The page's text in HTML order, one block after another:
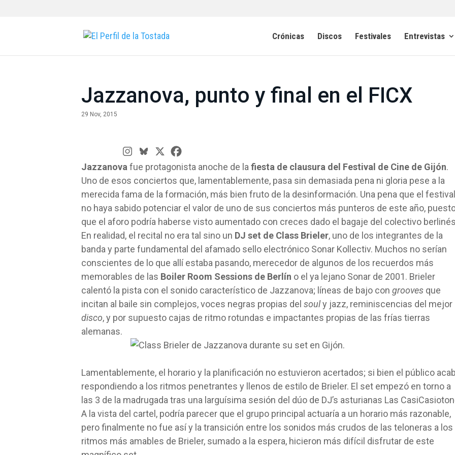
Crónicas Discos Festivales Entrevistas
Jazzanova, punto y final en el FICX
29 Nov, 2015
Jazzanova fue protagonista anoche de la fiesta de clausura del Festival de Cine de Gijón.
Uno de esos conciertos que, lamentablemente, pasa sin demasiada pena ni gloria pese a la
merecida fama de la formación, más bien fruto de la desinformación. Una pena que el festival
no haya sabido potenciar el valor de uno de sus conciertos más punteros de este año,
que el aforo podría haberse visto aumentado con creces dado el bagaje del colectivo
En realidad, el recital no era tal sino un DJ set de Class Brieler, uno de los integrantes de la
banda y parte fundamental del afamado sello electrónico Sonar Kollectiv. Muchos no serían
conscientes de lo que allí estaba pasando, merecedor de algunos de los recuerdos más
memorables de las Boiler Room Sessions de Berlín o el ya lejano Sonar de 2001. Brieler
calentó la pista con el sonido característico de Jazzanova; líneas de bajo con grooves que
incitan al baile sin complejos, voces negras propias del souly jazz, reminiscencias del mejor
disco, y por supuesto cajas de ritmo rotundas e impactantes propias de las frías tierras
alemanas.
Lamentablemente, el horario y la planificación no estuvieron acertados; si bien el público
respondiendo a los ritmos penetrantes y llenos de estilo de Brieler. El set empezó en torno a
las 3 de la madrugada tras una larguísima sesión del dúo de DJ’s asturianas Las
A la vista del cartel, podría parecer que el grupo principal actuaría a un horario más razonable,
pero finalmente no fue así y la transición entre los sonidos más crudos de las teloneras a los
ritmos más amables de Brieler, sumado a la espera, hicieron más difícil disfrutar de este